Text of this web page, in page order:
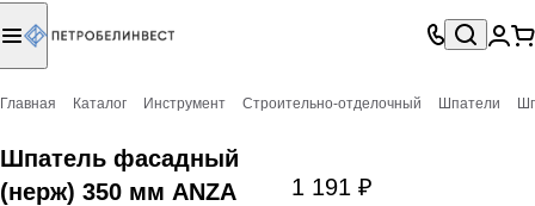
Главная Каталог Инструмент Строительно-отделочный Шпатели
Шпатель фасадный
(нерж) 350 мм ANZA
1 191 ₽